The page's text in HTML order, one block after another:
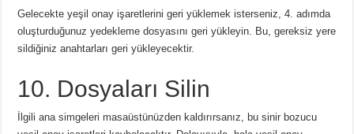
Gelecekte yeşil onay işaretlerini geri yüklemek isterseniz, 4. adımda
oluşturduğunuz yedekleme dosyasını geri yükleyin. Bu, gereksiz yere
sildiğiniz anahtarları geri yükleyecektir.
10. Dosyaları Silin
İlgili ana simgeleri masaüstünüzden kaldırırsanız, bu sinir bozucu